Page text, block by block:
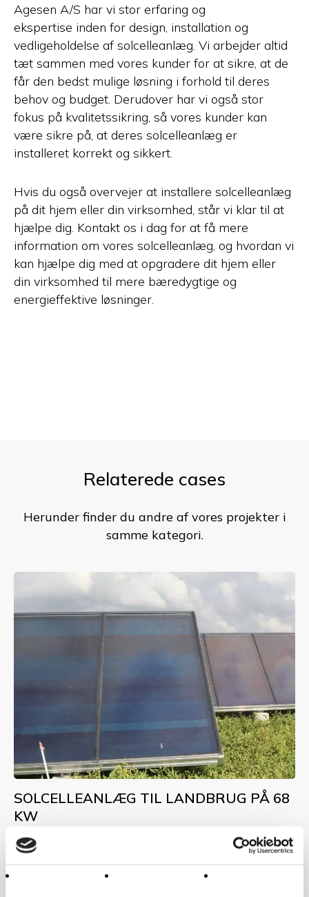
Agesen A/S har vi stor erfaring og
ekspertise inden for design, installation og
vedligeholdelse af solcelleanlæg. Vi arbejder altid
tæt sammen med vores kunder for at sikre, at de
får den bedst mulige løsning i forhold til deres
behov og budget. Derudover har vi også stor
fokus på kvalitetssikring, så vores kunder kan
være sikre på, at deres solcelleanlæg er
installeret korrekt og sikkert.
Hvis du også overvejer at installere solcelleanlæg
på dit hjem eller din virksomhed, står vi klar til at
hjælpe dig. Kontakt os i dag for at få mere
information om vores solcelleanlæg, og hvordan vi
kan hjælpe dig med at opgradere dit hjem eller
din virksomhed til mere bæredygtige og
energieffektive løsninger.
Relaterede cases
Herunder finder du andre af vores projekter i
samme kategori.
SOLCELLEANLÆG TIL LANDBRUG PÅ 68
KW
Læs mere om solcelleprojektet for Østergaard
Agro her.